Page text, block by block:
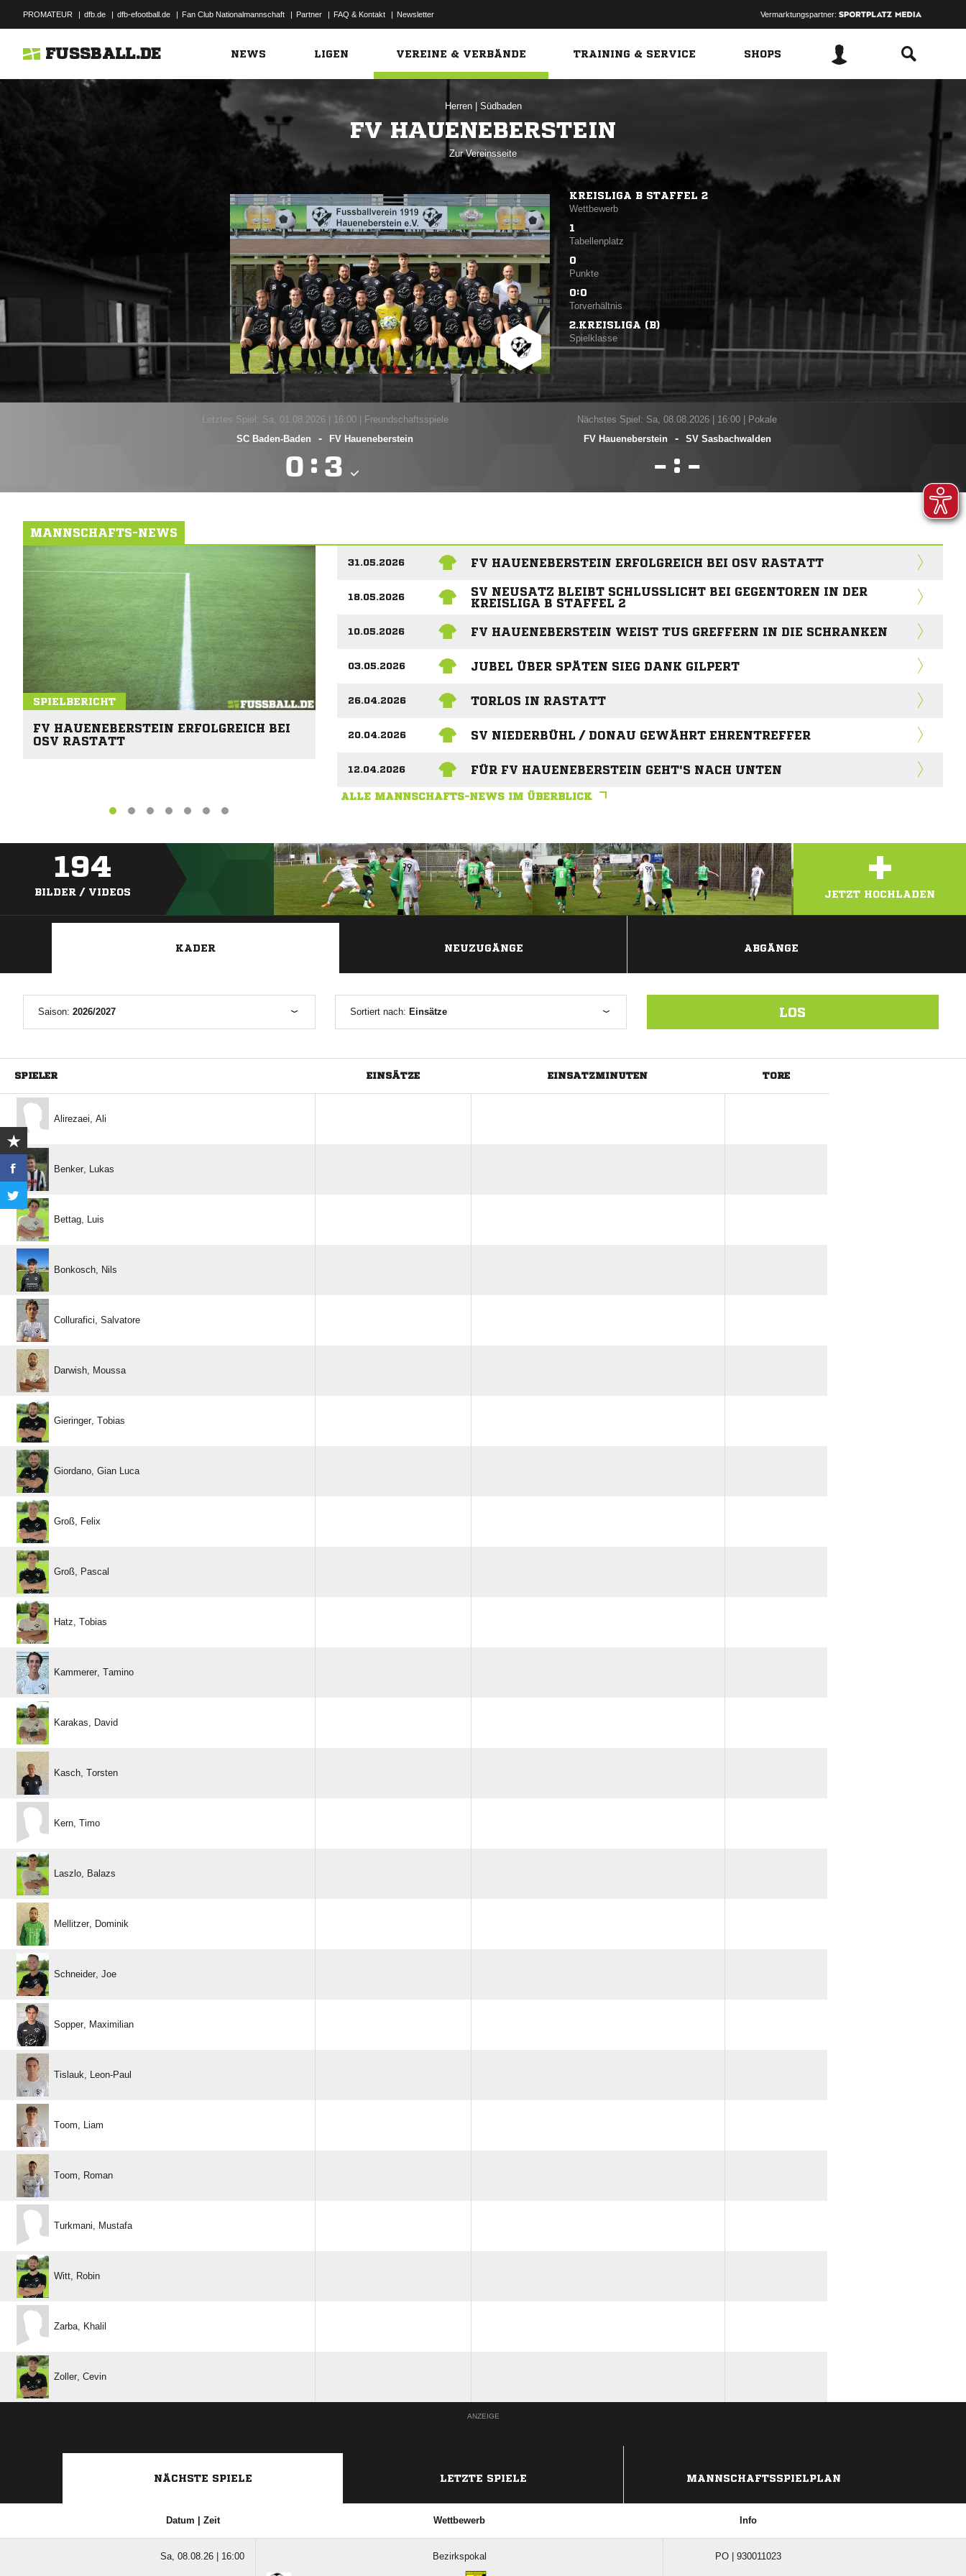
PROMATEUR | dfb.de | dfb-efootball.de | Fan Club Nationalmannschaft | Partner | FAQ & Kontakt | Newsletter Vermarktungspartner:
FUSSBALL.DE NEWS LIGEN VEREINE & VERBÄNDE TRAINING & SERVICE SHOPS
Herren Südbaden
FV HAUENEBERSTEIN
Zur Vereinsseite
KREISLIGA B STAFFEL 2
Wettbewerb
1
Tabellenplatz
0
Punkte
0:0
Torverhältnis
2.KREISLIGA (B)
Spielklasse
Letztes Spiel: Sa, 01.08.2026
16:00 | Freundschaftsspiele
SC Baden-Baden
- FV Haueneberstein
 : 
Nächstes Spiel: Sa, 08.08.2026
16:00 | Pokale
FV Haueneberstein
- SV Sasbachwalden
 : 
MANNSCHAFTS-NEWS
SPIELBERICHT
FV HAUENEBERSTEIN ERFOLGREICH BEI
OSV RASTATT
31.05.2026 FV HAUENEBERSTEIN ERFOLGREICH BEI OSV RASTATT
18.05.2026
SV NEUSATZ BLEIBT SCHLUSSLICHT BEI GEGENTOREN IN DER
KREISLIGA B STAFFEL 2
10.05.2026 FV HAUENEBERSTEIN WEIST TUS GREFFERN IN DIE SCHRANKEN
03.05.2026 JUBEL ÜBER SPÄTEN SIEG DANK GILPERT
26.04.2026 TORLOS IN RASTATT
20.04.2026 SV NIEDERBÜHL / DONAU GEWÄHRT EHRENTREFFER
12.04.2026 FÜR FV HAUENEBERSTEIN GEHT'S NACH UNTEN
ALLE MANNSCHAFTS-NEWS IM ÜBERBLICK
194
BILDER / VIDEOS +
JETZT HOCHLADEN
KADER NEUZUGÄNGE ABGÄNGE
Saison: 2026/2027 Sortiert nach: Einsätze LOS
SPIELER EINSÄTZE EINSATZMINUTEN TORE
 
 
 
 
 
 
 
  
 
 
 
 
 
 
 
 
 
 
 
 
 
 
 
 
 
 
ANZEIGE
NÄCHSTE SPIELE LETZTE SPIELE MANNSCHAFTSSPIELPLAN
Datum | Zeit Wettbewerb Info
Sa, 08.08.26 | 16:00 Bezirkspokal PO | 930011023